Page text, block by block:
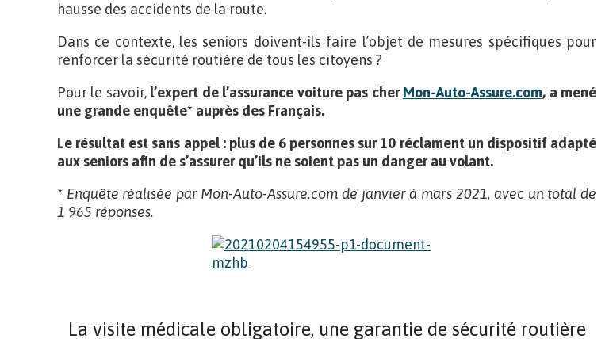
hausse des accidents de la route.
Dans ce contexte, les seniors doivent-ils faire l’objet de mesures spécifiques pour
renforcer la sécurité routière de tous les citoyens ?
Pour le savoir, l’expert de l’assurance voiture pas cherMon-Auto-Assure.com, a mené
une grande enquête* auprès des Français.
Le résultat est sans appel : plus de 6 personnes sur 10 réclament un dispositif adapté
aux seniors afin de s’assurer qu’ils ne soient pas un danger au volant.
* Enquête réalisée par Mon-Auto-Assure.com de janvier à mars 2021, avec un total de
1 965 réponses.
La visite médicale obligatoire, une garantie de sécurité routière